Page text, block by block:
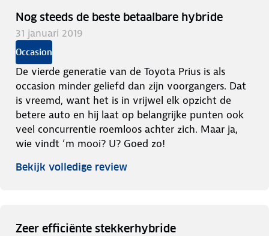
Nog steeds de beste betaalbare hybride
31 januari 2019
Occasion
De vierde generatie van de Toyota Prius is als
occasion minder geliefd dan zijn voorgangers. Dat
is vreemd, want het is in vrijwel elk opzicht de
betere auto en hij laat op belangrijke punten ook
veel concurrentie roemloos achter zich. Maar ja,
wie vindt ‘m mooi? U? Goed zo!
Bekijk volledige review
Zeer efficiënte stekkerhybride